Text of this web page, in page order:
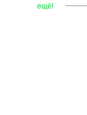
ещё! ——